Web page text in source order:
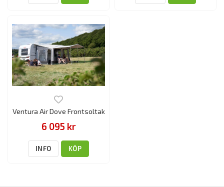
Ventura Air Dove Frontsoltak
6 095 kr
INFO KÖP